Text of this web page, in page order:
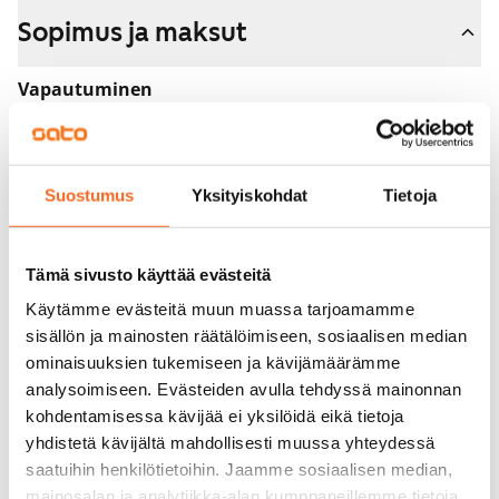
Suostumus Yksityiskohdat Tietoja
Tämä sivusto käyttää evästeitä
Käytämme evästeitä muun muassa tarjoamamme
sisällön ja mainosten räätälöimiseen, sosiaalisen median
ominaisuuksien tukemiseen ja kävijämäärämme
analysoimiseen. Evästeiden avulla tehdyssä mainonnan
kohdentamisessa kävijää ei yksilöidä eikä tietoja
yhdistetä kävijältä mahdollisesti muussa yhteydessä
saatuihin henkilötietoihin. Jaamme sosiaalisen median,
Sopimus ja maksut
Vapautuminen
Varallisuusrajat
Vuokravakuus
0 €, (yrityksille min. 1 kk vuokra)
Kotivakuutus
Pakollinen, ei sisälly vuokraan
Vesimaksu
Kulutuksen mukaan